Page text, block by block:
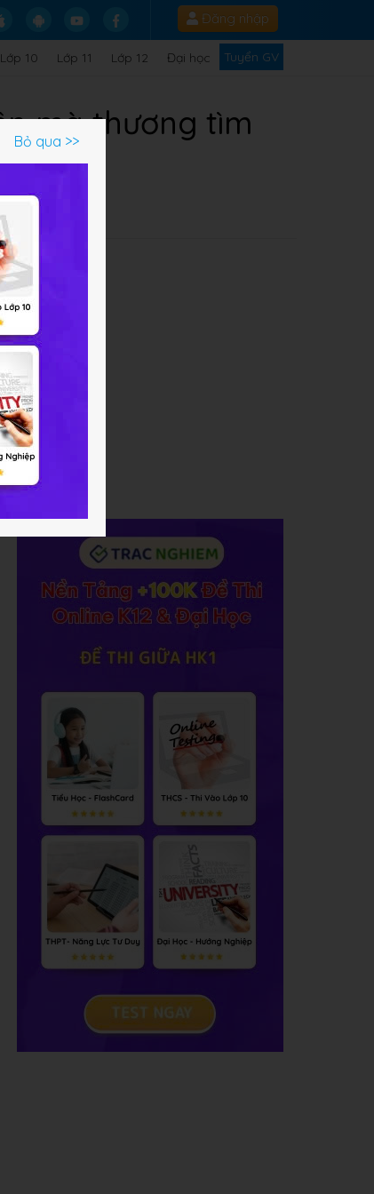
Đăng nhập
Lớp 10 Lớp 11 Lớp 12 Đại học Tuyển GV
mà thương tìm
Bỏ qua >>